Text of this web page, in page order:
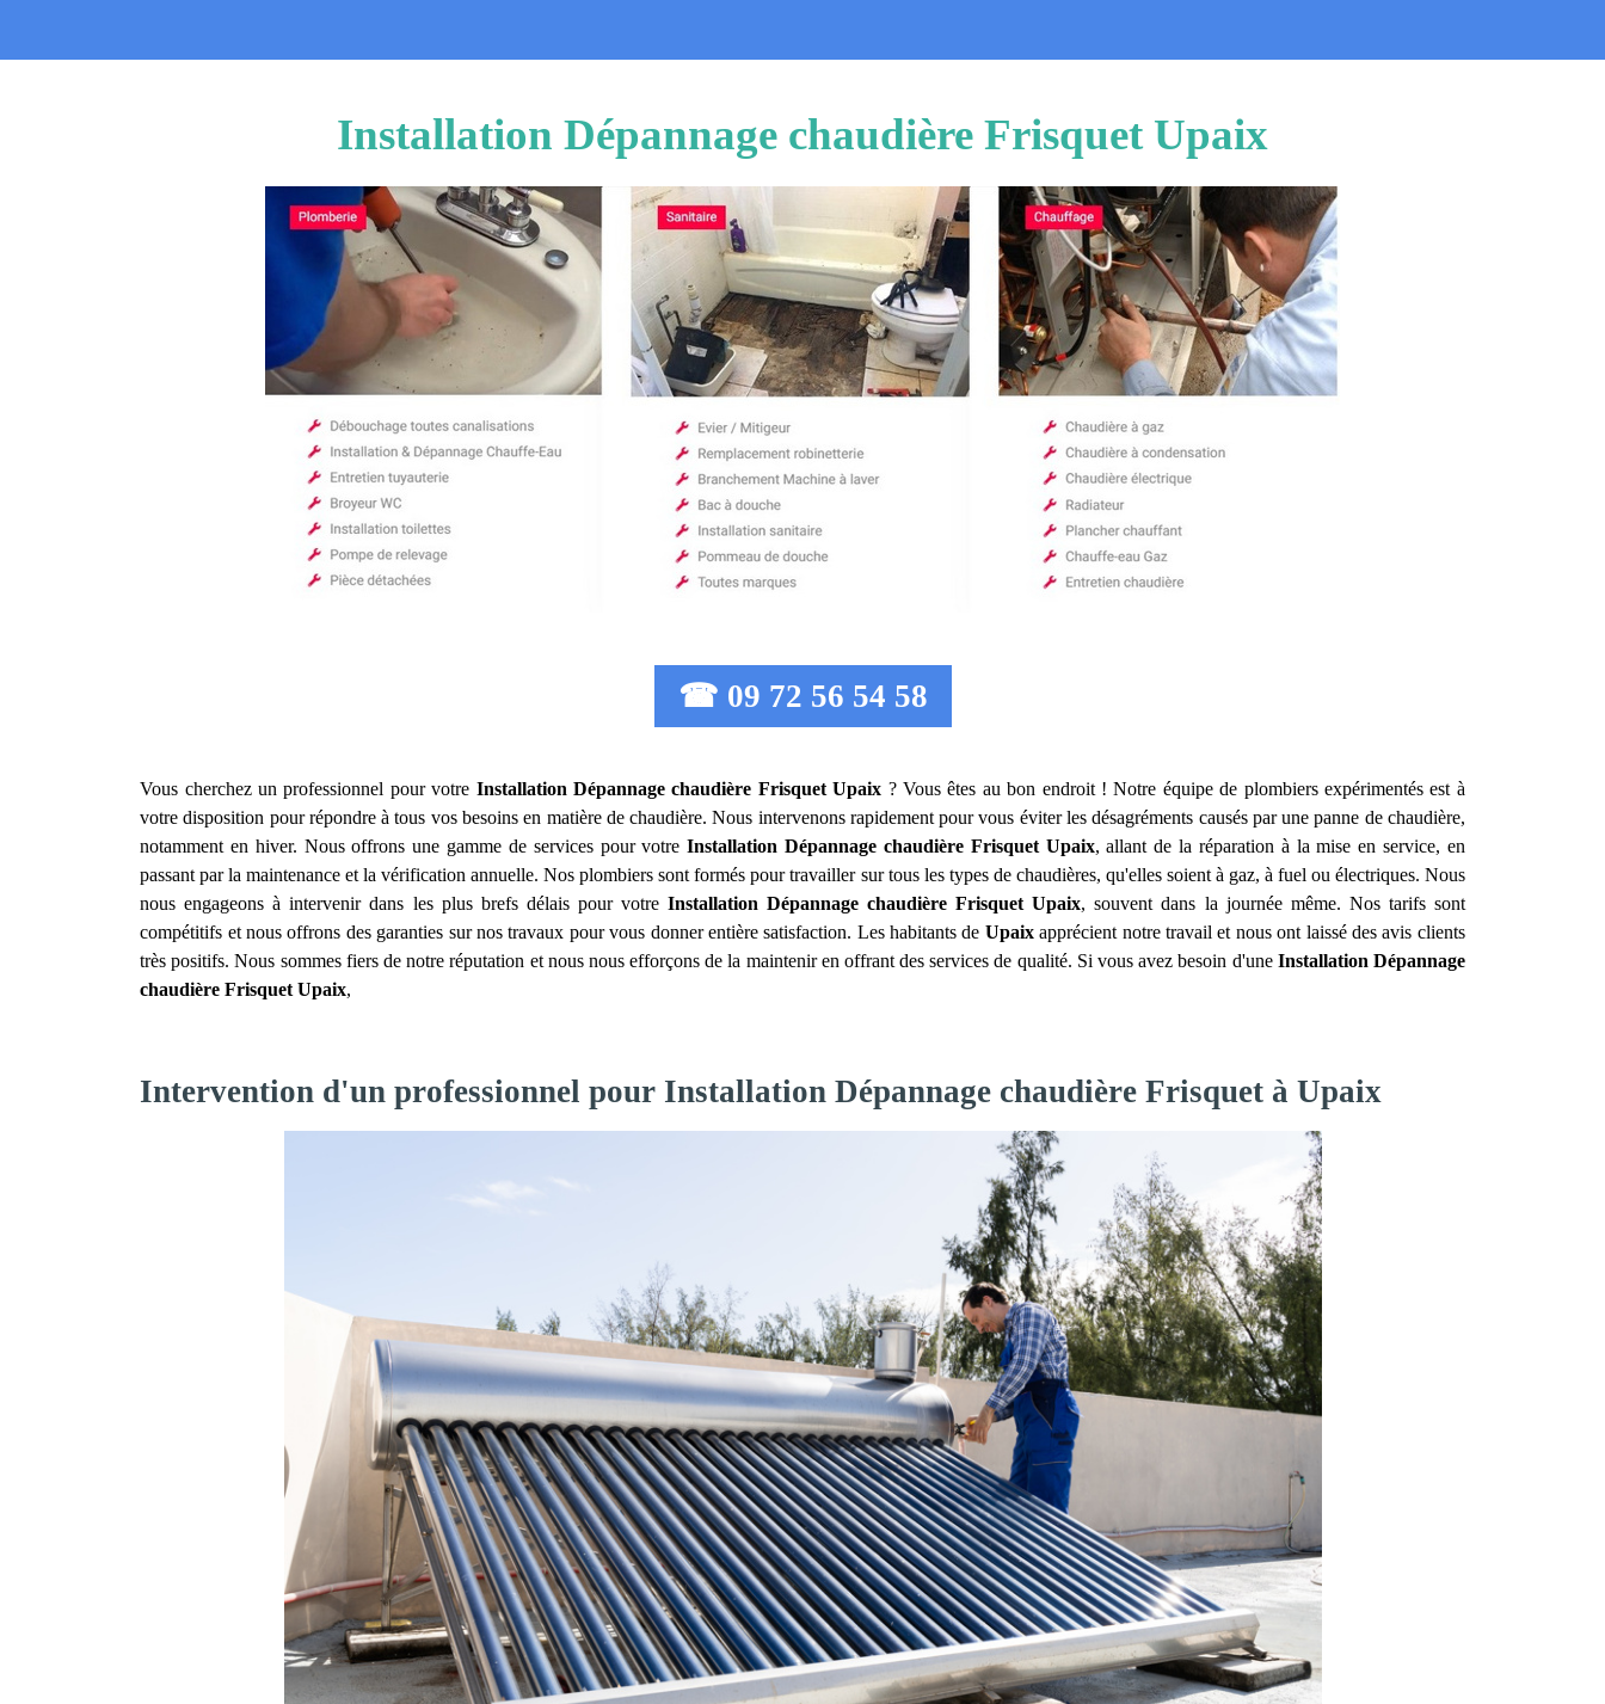
Installation Dépannage chaudière Frisquet Upaix
☎ 09 72 56 54 58
Vous cherchez un professionnel pour votre Installation Dépannage chaudière Frisquet Upaix ? Vous êtes au bon endroit ! Notre équipe de plombiers expérimentés est à
votre disposition pour répondre à tous vos besoins en matière de chaudière. Nous intervenons rapidement pour vous éviter les désagréments causés par une panne de chaudière,
notamment en hiver. Nous offrons une gamme de services pour votreInstallation Dépannage chaudière Frisquet Upaix, allant de la réparation à la mise en service, en
passant par la maintenance et la vérification annuelle. Nos plombiers sont formés pour travailler sur tous les types de chaudières, qu'elles soient à gaz, à fuel ou électriques. Nous
nous engageons à intervenir dans les plus brefs délais pour votre Installation Dépannage chaudière Frisquet Upaix, souvent dans la journée même. Nos tarifs sont
compétitifs et nous offrons des garanties sur nos travaux pour vous donner entière satisfaction. Les habitants de Upaixapprécient notre travail et nous ont laissé des avis clients
très positifs. Nous sommes fiers de notre réputation et nous nous efforçons de la maintenir en offrant des services de qualité. Si vous avez besoin d'une Installation Dépannage
chaudière Frisquet Upaix,
Intervention d'un professionnel pour Installation Dépannage chaudière Frisquet à Upaix